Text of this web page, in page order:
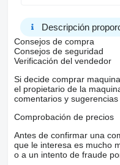
Descripción
Consejos de compra
Consejos de seguridad
Verificación del vendedor
Si decide comprar
el propietario de la
comentarios y
Comprobación de precios
Antes de confirmar una
que le interesa es mucho
o a un intento de fraude